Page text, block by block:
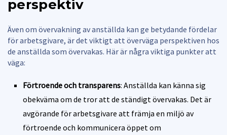
perspektiv
Även om övervakning av anställda kan ge betydande fördelar
för arbetsgivare, är det viktigt att överväga perspektiven hos
de anställda som övervakas. Här är några viktiga punkter att
väga:
Förtroende och transparens: Anställda kan känna sig
obekväma om de tror att de ständigt övervakas. Det är
avgörande för arbetsgivare att främja en miljö av
förtroende och kommunicera öppet om